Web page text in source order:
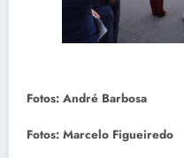
Fotos: André Barbosa
Fotos: Marcelo Figueiredo